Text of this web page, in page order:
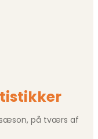
sæson, på tværs af